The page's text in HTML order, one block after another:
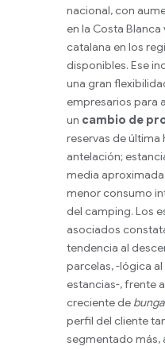
nacional, con
en la Costa
catalana en los
disponibles. Ese
una gran
empresarios para
un cambio de
reservas de última
antelación;
media
menor consumo
del camping. Los
asociados
tendencia al
parcelas, -lógica
estancias-, frente
creciente de
perfil del cliente
segmentado más,